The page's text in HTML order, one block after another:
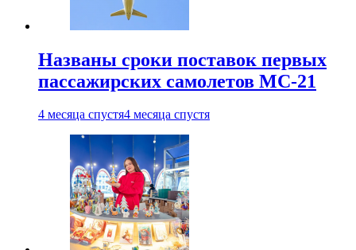
Названы сроки поставок первых
пассажирских самолетов МС-21
4 месяца спустя4 месяца спустя